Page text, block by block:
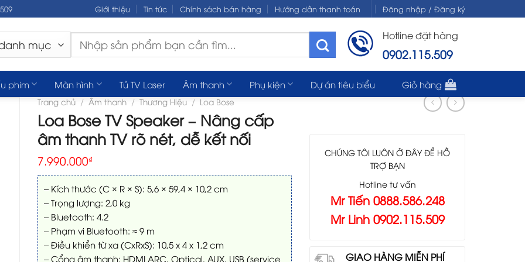
Giới thiệu Tin tức Chính sách bán hàng Hướng dẫn thanh toán Đăng nhập / Đăng ký
Tìm
kiếm:
Hotline đặt hàng
0902.115.509
phim Màn hình Tủ TV Laser Âm thanh Phụ kiện Dự án tiêu biểu Giỏ hàng
Trang chủ / Âm thanh / Thương Hiệu / Loa Bose
Loa Bose TV Speaker – Nâng cấp
âm thanh TV rõ nét, dễ kết nối
7.990.000₫
– Kích thước (C × R × S): 5,6 × 59,4 × 10,2 cm
– Trọng lượng: 2,0 kg
– Bluetooth: 4.2
– Phạm vi Bluetooth: ≈ 9 m
– Điều khiển từ xa (CxRxS): 10,5 x 4 x 1,2 cm
– Cổng âm thanh: HDMI ARC, Optical, AUX, USB (service
CHÚNG TÔI LUÔN Ở ĐÂY ĐỂ HỖ
TRỢ BẠN
Hotline tư vấn
Mr Tiến 0888.586.248
Mr Linh 0902.115.509
GIAO HÀNG MIỄN PHÍ